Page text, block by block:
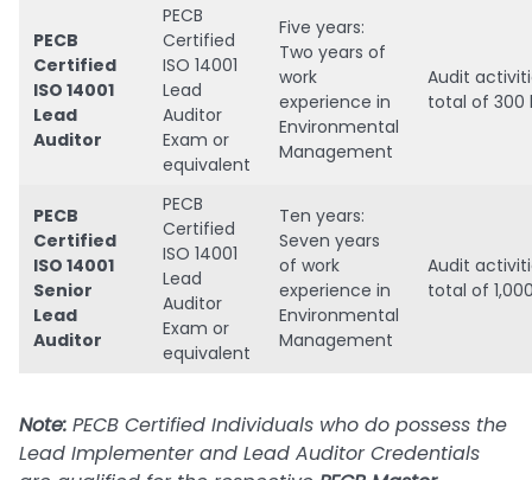
PECB
Certified
ISO 14001
Lead
Auditor
PECB
Certified
ISO 14001
Lead
Auditor
Exam or
equivalent
Five years:
Two years of
work
experience in
Environmental
Management
Audit
total of 300
PECB
Certified
ISO 14001
Senior
Lead
Auditor
PECB
Certified
ISO 14001
Lead
Auditor
Exam or
equivalent
Ten years:
Seven years
of work
experience in
Environmental
Management
Audit
total of
Note: PECB Certified Individuals who do possess the
Lead Implementer and Lead Auditor Credentials